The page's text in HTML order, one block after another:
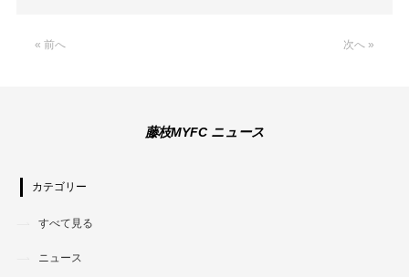
« 前へ 次へ »
藤枝MYFC ニュース
カテゴリー
すべて見る
ニュース